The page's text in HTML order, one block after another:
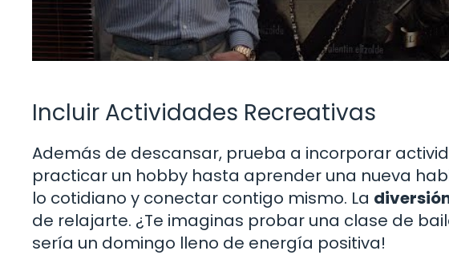
Incluir Actividades Recreativas
Además de descansar, prueba a incorporar
practicar un hobby hasta aprender una nueva
lo cotidiano y conectar contigo mismo. La
de relajarte. ¿Te imaginas probar una clase de
sería un domingo lleno de energía positiva!